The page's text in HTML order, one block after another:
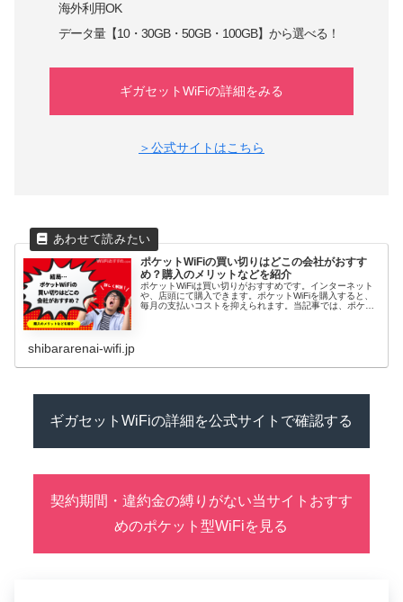
海外利用OK
データ量【10・30GB・50GB・100GB】から選べる！
ギガセットWiFiの詳細をみる
＞公式サイトはこちら
ポケットWiFiの買い切りはどこの会社がおすす
め？購入のメリットなどを紹介
ポケットWiFiは買い切りがおすすめです。インターネット
や、店頭にて購入できます。ポケットWiFiを購入すると、
毎月の支払いコストを抑えられます。当記事では、ポケッ
shibararenai-wifi.jp
ギガセットWiFiの詳細を公式サイトで確認する
契約期間・違約金の縛りがない当サイトおすす
めのポケット型WiFiを見る